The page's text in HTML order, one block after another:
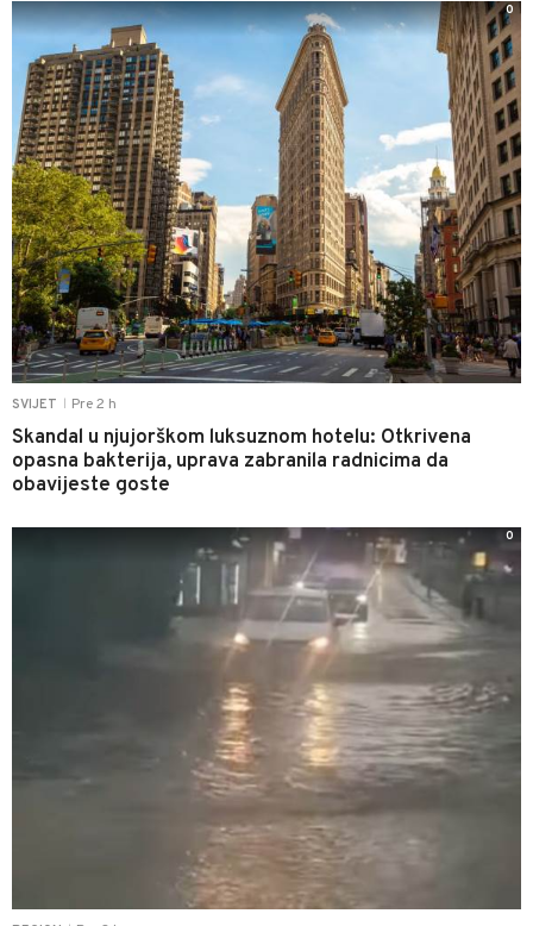
SVIJET Pre 2 h
Skandal u njujorškom luksuznom hotelu: Otkrivena
opasna bakterija, uprava zabranila radnicima da
obavijeste goste
0
0